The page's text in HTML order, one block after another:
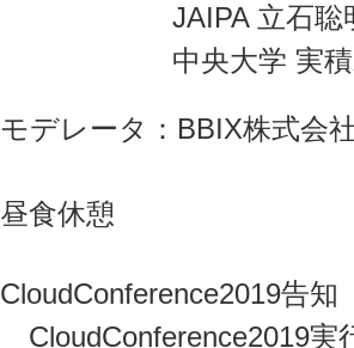
JAIPA 立石聡明
中央大学 実
モデレータ：BBIX株式会
昼食休憩
CloudConference2019告知
CloudConference2019